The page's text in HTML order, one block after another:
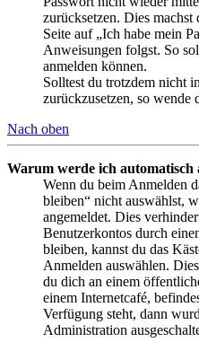
zurücksetzen. Dies
Seite auf „Ich habe mein
Anweisungen folgst. So
anmelden können.
Solltest du trotzdem nicht
zurückzusetzen, so
Nach oben
Warum werde ich automatisch
Wenn du beim Anmelden
bleiben“ nicht auswählst,
angemeldet. Dies
Benutzerkontos durch
bleiben, kannst du das
Anmelden auswählen.
du dich an einem
einem Internetcafé,
Verfügung steht, dann
Administration